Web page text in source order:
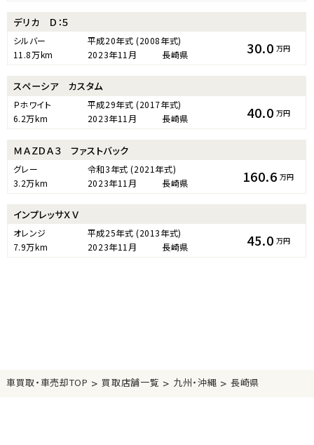
デリカ Ｄ：５
シルバー 平成20年式 (2008年式)
11.8万km
2023年11月 長崎県 30.0 万円
スペーシア カスタム
Ｐホワイト 平成29年式 (2017年式)
6.2万km
2023年11月 長崎県 40.0 万円
ＭＡＺＤＡ３ ファストバック
グレー 令和3年式 (2021年式)
3.2万km
2023年11月 長崎県 160.6 万円
インプレッサＸＶ
オレンジ 平成25年式 (2013年式)
7.9万km
2023年11月 長崎県 45.0 万円
車買取・車売却TOP > 買取店舗一覧 > 九州・沖縄 > 長崎県